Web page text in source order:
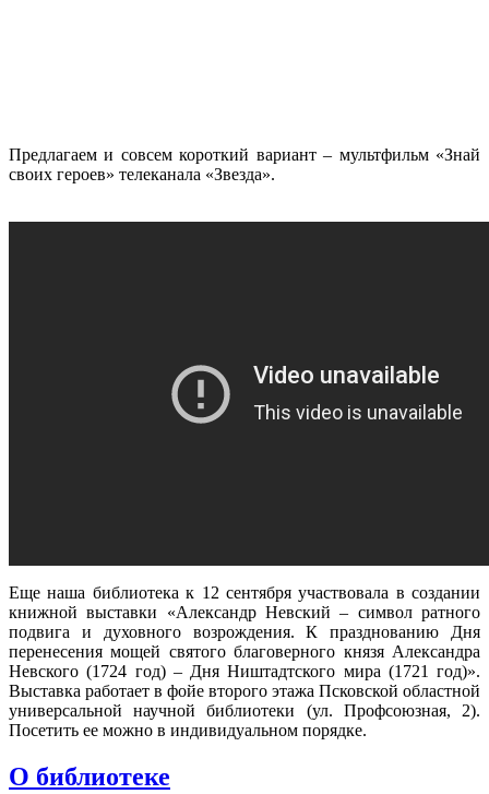
Предлагаем и совсем короткий вариант – мультфильм «Знай
своих героев» телеканала «Звезда».
Еще наша библиотека к 12 сентября участвовала в создании
книжной выставки «Александр Невский – символ ратного
подвига и духовного возрождения. К празднованию Дня
перенесения мощей святого благоверного князя Александра
Невского (1724 год) – Дня Ништадтского мира (1721 год)».
Выставка работает в фойе второго этажа Псковской областной
универсальной научной библиотеки (ул. Профсоюзная, 2).
Посетить ее можно в индивидуальном порядке.
О библиотеке